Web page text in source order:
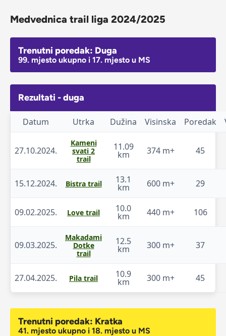
Medvednica trail liga 2024/2025
Trenutni poredak: Duga
99. mjesto ukupno i 17. mjesto u MS
Rezultati - duga
Datum Utrka Dužina Visinska Poredak
27.10.2024.
Kameni
svati 2
trail
11.09
km 374 m+ 45
15.12.2024. Bistra trail 13.1
km 600 m+ 29
09.02.2025. Love trail 10.0
km 440 m+ 106
09.03.2025.
Makadami
Dotke
trail
12.5
km 300 m+ 37
27.04.2025. Pila trail 10.9
km 300 m+ 45
Trenutni poredak: Kratka
41. mjesto ukupno i 18. mjesto u MS